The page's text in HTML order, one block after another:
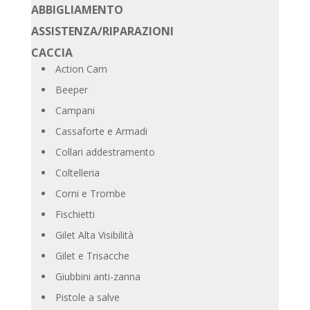
ABBIGLIAMENTO
ASSISTENZA/RIPARAZIONI
CACCIA
Action Cam
Beeper
Campani
Cassaforte e Armadi
Collari addestramento
Coltelleria
Corni e Trombe
Fischietti
Gilet Alta Visibilità
Gilet e Trisacche
Giubbini anti-zanna
Pistole a salve